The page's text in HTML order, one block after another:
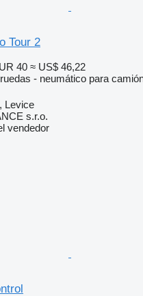
Tour 2
40 ≈ US$ 46,22
- neumático para
Levice
s.r.o.
vendedor